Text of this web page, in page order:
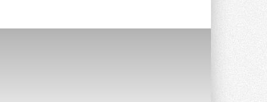
Новая линейка пластинчатых